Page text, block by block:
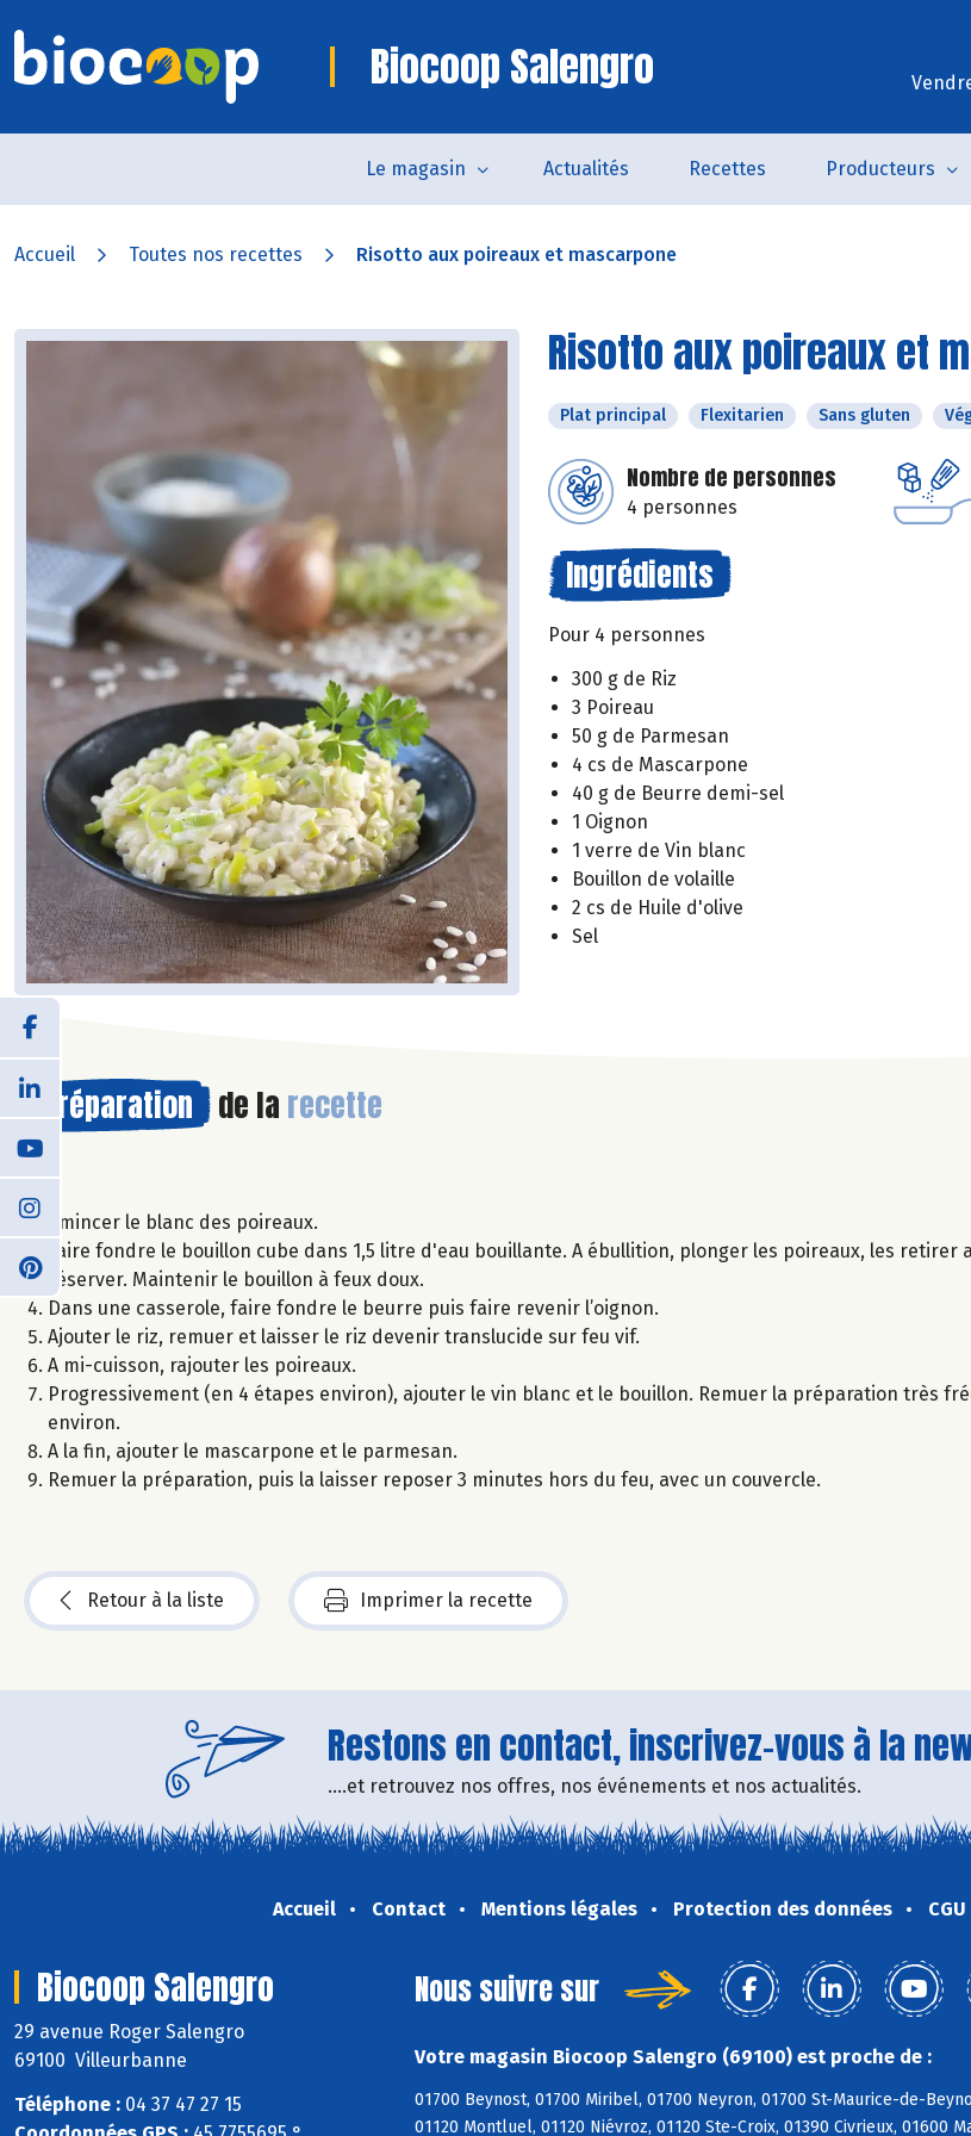
Biocoop Salengro
Le magasin Actualités Recettes Producteurs
Accueil Toutes nos recettes Risotto aux poireaux et mascarpone
Risotto aux poireaux et
Plat principal Flexitarien Sans gluten
Nombre de personnes
4 personnes
Ingrédients
Pour 4 personnes
300 g de Riz
3 Poireau
50 g de Parmesan
4 cs de Mascarpone
40 g de Beurre demi-sel
1 Oignon
1 verre de Vin blanc
Bouillon de volaille
2 cs de Huile d'olive
Sel
Préparation de la recette
Emincer le blanc des poireaux.
Faire fondre le bouillon cube dans 1,5 litre d'eau bouillante. A ébullition, plonger les poireaux, les retirer
réserver. Maintenir le bouillon à feux doux.
Dans une casserole, faire fondre le beurre puis faire revenir l’oignon.
Ajouter le riz, remuer et laisser le riz devenir translucide sur feu vif.
A mi-cuisson, rajouter les poireaux.
Progressivement (en 4 étapes environ), ajouter le vin blanc et le bouillon. Remuer la préparation très
environ.
A la fin, ajouter le mascarpone et le parmesan.
Remuer la préparation, puis la laisser reposer 3 minutes hors du feu, avec un couvercle.
Retour à la liste Imprimer la recette
Restons en contact, inscrivez-vous à la
....et retrouvez nos offres, nos événements et nos actualités.
Accueil Contact Mentions légales Protection des données CGU
Biocoop Salengro
29 avenue Roger Salengro
69100 Villeurbanne
Téléphone : 04 37 47 27 15
Nous suivre sur
Votre magasin Biocoop Salengro (69100) est proche de :
01700 Beynost, 01700 Miribel, 01700 Neyron, 01700 St-Maurice-de-
01120 Montluel, 01120 Niévroz, 01120 Ste-Croix, 01390 Civrieux, 01600